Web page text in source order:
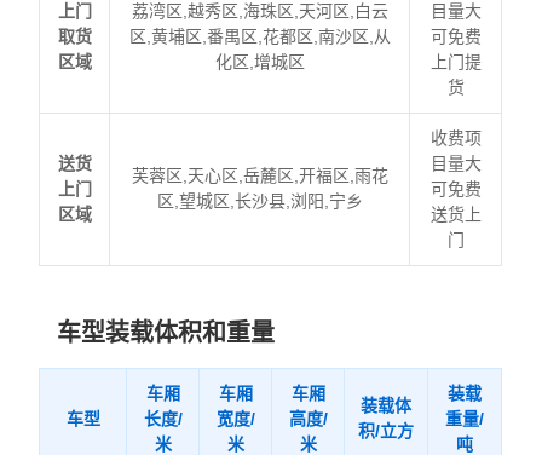
上门
取货
区域
荔湾区,越秀区,海珠区,天河区,白云
区,黄埔区,番禺区,花都区,南沙区,从
化区,增城区
目量大
可免费
上门提
货
送货
上门
区域
芙蓉区,天心区,岳麓区,开福区,雨花
区,望城区,长沙县,浏阳,宁乡
收费项
目量大
可免费
送货上
门
车型装载体积和重量
车型
车厢
长度/
米
车厢
宽度/
米
车厢
高度/
米
装载体
积/立方
装载
重量/
吨